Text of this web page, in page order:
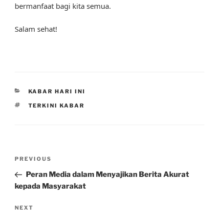
bermanfaat bagi kita semua.
Salam sehat!
CATEGORIES
KABAR HARI INI
TAGS
TERKINI KABAR
Previous
Post
PREVIOUS
Peran Media dalam Menyajikan Berita Akurat
kepada Masyarakat
Next
NEXT